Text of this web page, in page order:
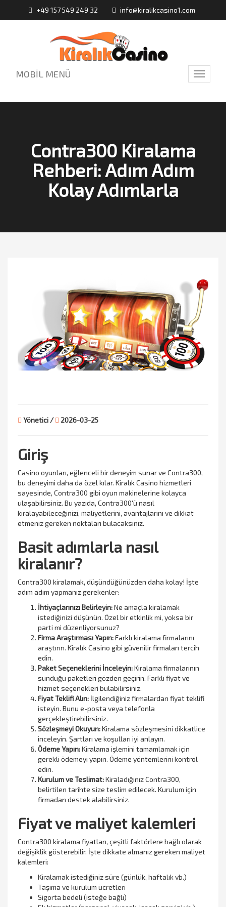
+49 157 549 249 32 info@kiralikcasino1.com
Toggle
MOBİL MENÜ
Contra300 Kiralama
Rehberi: Adım Adım
Kolay Adımlarla
Yönetici / 2026-03-25
Giriş
Casino oyunları, eğlenceli bir deneyim sunar ve Contra300,
bu deneyimi daha da özel kılar. Kiralık Casino hizmetleri
sayesinde, Contra300 gibi oyun makinelerine kolayca
ulaşabilirsiniz. Bu yazıda, Contra300'ü nasıl
kiralayabileceğinizi, maliyetlerini, avantajlarını ve dikkat
etmeniz gereken noktaları bulacaksınız.
Basit adımlarla nasıl
kiralanır?
Contra300 kiralamak, düşündüğünüzden daha kolay! İşte
adım adım yapmanız gerekenler:
İhtiyaçlarınızı Belirleyin:Ne amaçla kiralamak
istediğinizi düşünün. Özel bir etkinlik mi, yoksa bir
parti mi düzenliyorsunuz?
Firma Araştırması Yapın:Farklı kiralama firmalarını
araştırın. Kiralık Casino gibi güvenilir firmaları tercih
edin.
Paket Seçeneklerini İnceleyin:Kiralama firmalarının
sunduğu paketleri gözden geçirin. Farklı fiyat ve
hizmet seçenekleri bulabilirsiniz.
Fiyat Teklifi Alın: İlgilendiğiniz firmalardan fiyat teklifi
isteyin. Bunu e-posta veya telefonla
gerçekleştirebilirsiniz.
Sözleşmeyi Okuyun:Kiralama sözleşmesini dikkatlice
inceleyin. Şartları ve koşulları iyi anlayın.
Ödeme Yapın:Kiralama işlemini tamamlamak için
gerekli ödemeyi yapın. Ödeme yöntemlerini kontrol
edin.
Kurulum ve Teslimat:Kiraladığınız Contra300,
belirtilen tarihte size teslim edilecek. Kurulum için
firmadan destek alabilirsiniz.
Fiyat ve maliyet kalemleri
Contra300 kiralama fiyatları, çeşitli faktörlere bağlı olarak
değişiklik gösterebilir. İşte dikkate almanız gereken maliyet
kalemleri:
Kiralamak istediğiniz süre (günlük, haftalık vb.)
Taşıma ve kurulum ücretleri
Sigorta bedeli (isteğe bağlı)